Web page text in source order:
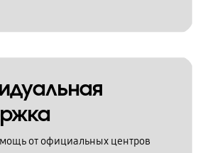
от официальных центров